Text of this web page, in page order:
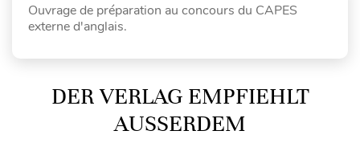
Ouvrage de préparation au concours du CAPES
externe d'anglais.
DER VERLAG EMPFIEHLT
AUSSERDEM